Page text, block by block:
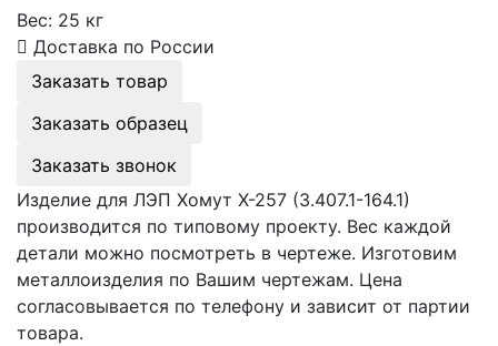
Вес: 25 кг
Доставка по России
Заказать товар
Заказать образец
Заказать звонок
Изделие для ЛЭП Хомут Х-257 (3.407.1-164.1)
производится по типовому проекту. Вес каждой
детали можно посмотреть в чертеже. Изготовим
металлоизделия по Вашим чертежам. Цена
согласовывается по телефону и зависит от партии
товара.